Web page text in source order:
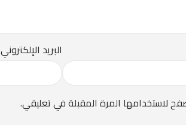
البريد الإلكتروني
لاستخدامها المرة المقبلة في تعليقي.